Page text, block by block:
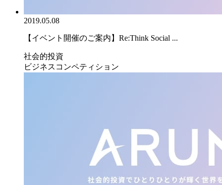
2019.05.08
【イベント開催のご案内】Re:Think Social ...
社会的投資
ビジネスコンペティション